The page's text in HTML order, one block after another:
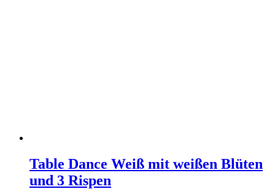
Table Dance Weiß mit weißen Blüten
und 3 Rispen